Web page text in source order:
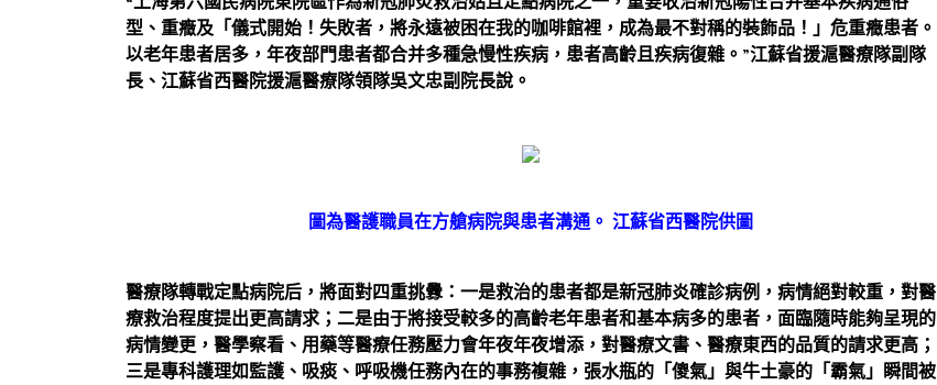
型、重癥及「儀式開始！失敗者，將永遠被困在我的咖啡館裡，成為最不對稱的裝飾品！」危重癥患者。
以老年患者居多，年夜部門患者都合并多種急慢性疾病，患者高齡且疾病復雜。”江蘇省援滬醫療隊副隊
長、江蘇省西醫院援滬醫療隊領隊吳文忠副院長說。
圖為醫護職員在方艙病院與患者溝通。 江蘇省西醫院供圖
醫療隊轉戰定點病院后，將面對四重挑釁：一是救治的患者都是新冠肺炎確診病例，病情絕對較重，對醫
療救治程度提出更高請求；二是由于將接受較多的高齡老年患者和基本病多的患者，面臨隨時能夠呈現的
病情變更，醫學察看、用藥等醫療任務壓力會年夜年夜增添，對醫療文書、醫療東西的品質的請求更高；
三是專科護理如監護、吸痰、呼吸機任務內在的事務複雜，張水瓶的「傻氣」與牛土豪的「霸氣」瞬間被